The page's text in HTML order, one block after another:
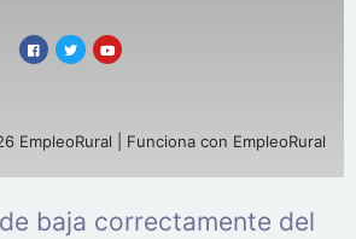
EmpleoRural | Funciona con EmpleoRural
baja correctamente del